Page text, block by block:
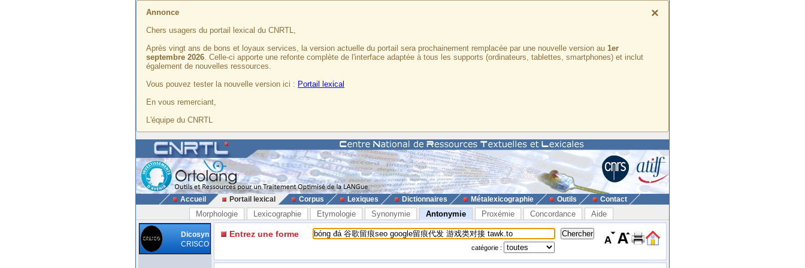
×
Annonce
Chers usagers du portail lexical du CNRTL,
Après vingt ans de bons et loyaux services, la version actuelle du portail sera prochainement remplacée par une nouvelle version au 1er
septembre 2026. Celle-ci apporte une refonte complète de l'interface adaptée à tous les supports (ordinateurs, tablettes, smartphones) et inclut
également de nouvelles ressources.
Vous pouvez tester la nouvelle version ici : Portail lexical
En vous remerciant,
L'équipe du CNRTL
Accueil Portail lexical Corpus Lexiques Dictionnaires Métalexicographie Outils Contact
Morphologie Lexicographie Etymologie Synonymie Antonymie Proxémie Concordance Aide
Dicosyn
CRISCO
Entrez une forme
catégorie :